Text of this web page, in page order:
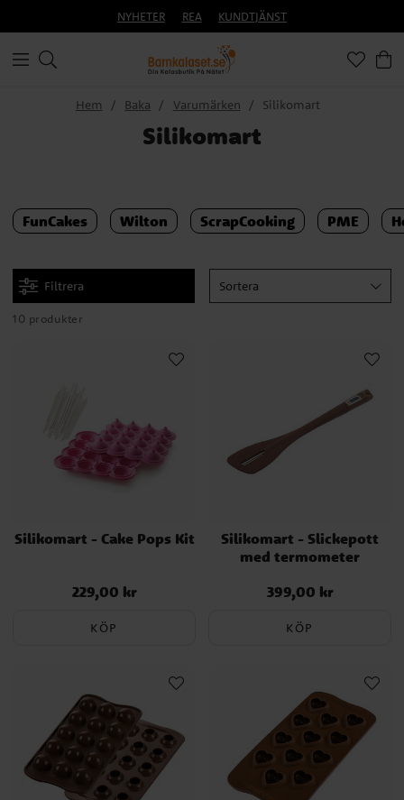
NYHETER REA KUNDTJÄNST
Hem Baka Varumärken Silikomart
Silikomart
FunCakes Wilton ScrapCooking PME
Filtrera Sortera
10 produkter
Silikomart - Cake Pops Kit
Pris:229,00 kr
229,00 kr
KÖP
Silikomart - Slickepott
med termometer
Pris:399,00 kr
399,00 kr
KÖP